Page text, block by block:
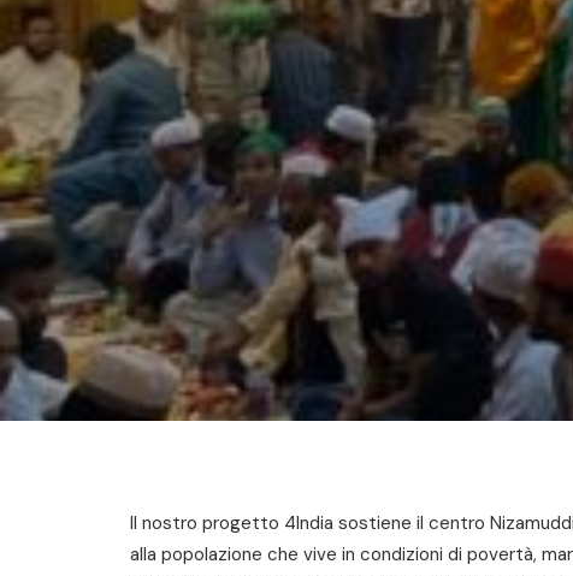
Il nostro progetto 4India sostiene il centro
alla popolazione che vive in condizioni di povertà,